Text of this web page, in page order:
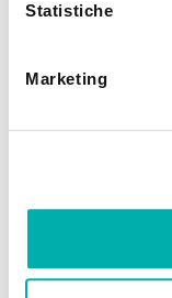
Statistiche
Marketing